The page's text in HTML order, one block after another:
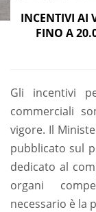
INCENTIVI AI
FINO A
Gli incentivi
commerciali
vigore. Il
pubblicato sul
dedicato al
organi
necessario è la